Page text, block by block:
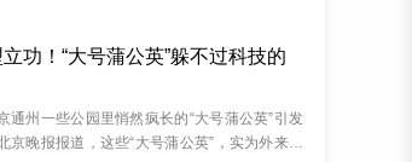
室月租金3080...
功！“大号蒲公英”躲不过科技的
通州一些公园里悄然疯长的“大号蒲公英”引发
京晚报报道，这些“大号蒲公英”，实为外来入